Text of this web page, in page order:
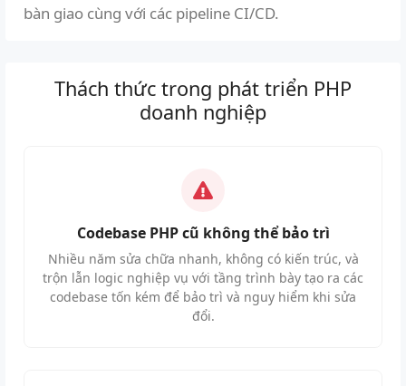
bàn giao cùng với các pipeline CI/CD.
Thách thức trong phát triển PHP
doanh nghiệp
Codebase PHP cũ không thể bảo trì
Nhiều năm sửa chữa nhanh, không có kiến trúc, và
trộn lẫn logic nghiệp vụ với tầng trình bày tạo ra các
codebase tốn kém để bảo trì và nguy hiểm khi sửa
đổi.